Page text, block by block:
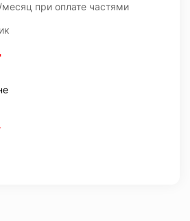
при оплате частями